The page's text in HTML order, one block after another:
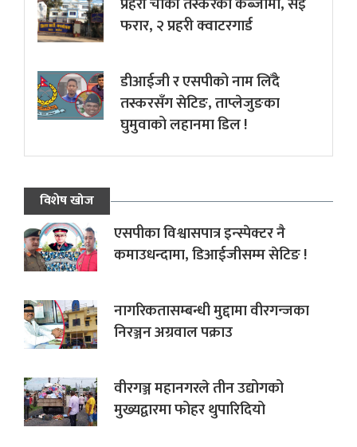
फरार, २ प्रहरी क्वाटरगार्ड
डीआईजी र एसपीको नाम लिँदै
तस्करसँग सेटिङ, ताप्लेजुङका
घुमुवाको लहानमा डिल !
विशेष खोज
एसपीका विश्वासपात्र इन्स्पेक्टर नै
कमाउधन्दामा, डिआईजीसम्म सेटिङ !
नागरिकतासम्बन्धी मुद्दामा वीरगन्जका
निरञ्जन अग्रवाल पक्राउ
वीरगञ्ज महानगरले तीन उद्योगको
मुख्यद्वारमा फोहर थुपारिदियो